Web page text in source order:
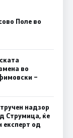
Поле во
во
–
надзор
Струмица, ќе
експерт од